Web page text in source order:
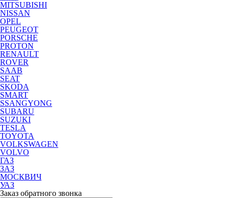
MITSUBISHI
NISSAN
OPEL
PEUGEOT
PORSCHE
PROTON
RENAULT
ROVER
SAAB
SEAT
SKODA
SMART
SSANGYONG
SUBARU
SUZUKI
TESLA
TOYOTA
VOLKSWAGEN
VOLVO
ГАЗ
ЗАЗ
МОСКВИЧ
УАЗ
Заказ обратного звонка